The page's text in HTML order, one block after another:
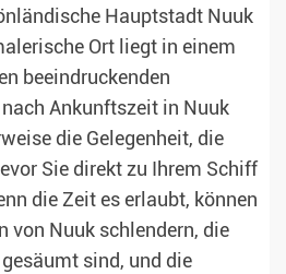
Hauptstadt Nuuk
Ort liegt in einem
beeindruckenden
Ankunftszeit in Nuuk
die Gelegenheit, die
Sie direkt zu Ihrem Schiff
die Zeit es erlaubt, können
von Nuuk schlendern, die
sind, und die